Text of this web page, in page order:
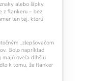
alebo šípky.
z flankeru – bez
len tej, ktorú
„zlepšovačom
Bolo napríklad
majú oveľa dlhšiu
k tomu, že flanker